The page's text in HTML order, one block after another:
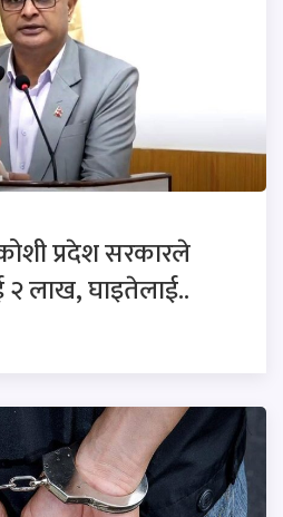
प्रदेश सरकारले
२ लाख, घाइतेलाई..